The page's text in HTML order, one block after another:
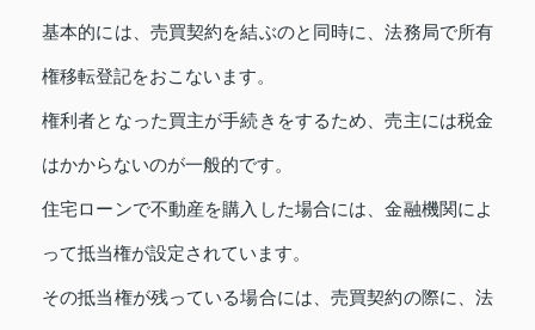
基本的には、売買契約を結ぶのと同時に、法務局で所有
権移転登記をおこないます。
権利者となった買主が手続きをするため、売主には税金
はかからないのが一般的です。
住宅ローンで不動産を購入した場合には、金融機関によ
って抵当権が設定されています。
その抵当権が残っている場合には、売買契約の際に、法